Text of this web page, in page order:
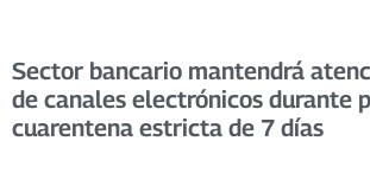
Sector bancario mantendrá
de canales electrónicos durante
cuarentena estricta de 7 días